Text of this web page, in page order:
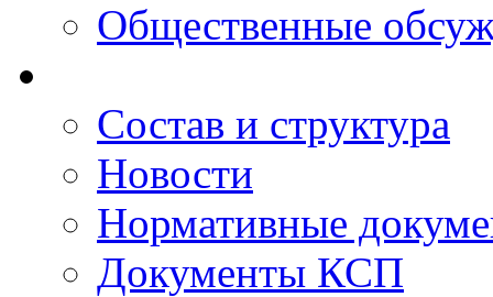
Общественные
Состав и структура
Новости
Нормативные
Документы КСП